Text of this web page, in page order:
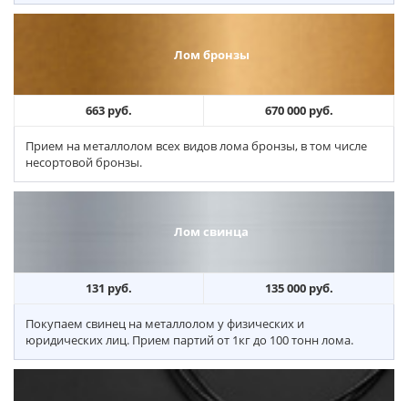
Лом бронзы
663 руб. 670 000 руб.
Прием на металлолом всех видов лома бронзы, в том числе
несортовой бронзы.
Лом свинца
131 руб. 135 000 руб.
Покупаем свинец на металлолом у физических и
юридических лиц. Прием партий от 1кг до 100 тонн лома.